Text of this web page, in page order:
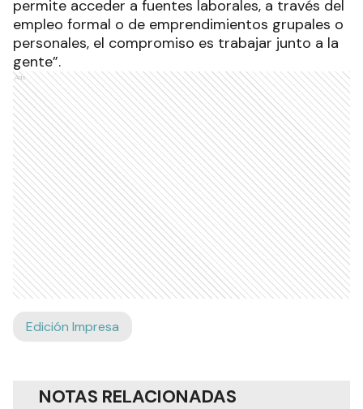
permite acceder a fuentes laborales, a través del
empleo formal o de emprendimientos grupales o
personales, el compromiso es trabajar junto a la
gente”.
Ads
Edición Impresa
NOTAS RELACIONADAS